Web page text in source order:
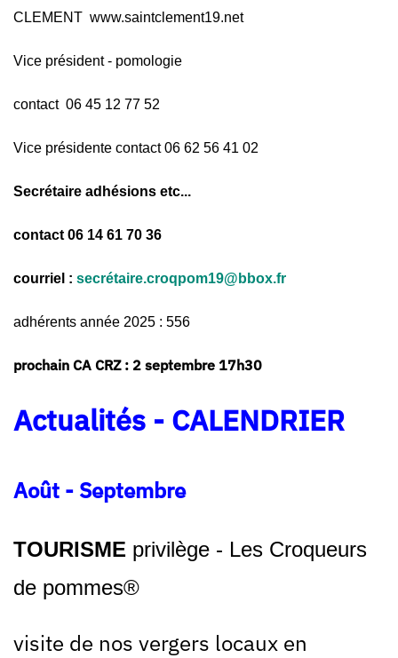
CLEMENT www.saintclement19.net
Vice président - pomologie
contact 06 45 12 77 52
Vice présidente contact 06 62 56 41 02
Secrétaire adhésions etc...
contact 06 14 61 70 36
courriel : secrétaire.croqpom19@bbox.fr
adhérents année 2025 : 556
prochain CA CRZ : 2 septembre 17h30
Actualités - CALENDRIER
Août - Septembre
TOURISME privilège - Les Croqueurs
de pommes®
visite de nos vergers locaux en